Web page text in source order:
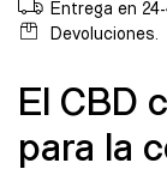
Entrega en
Devoluciones.
El CBD
para la